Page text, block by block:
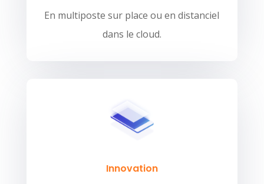
En multiposte sur place ou en distanciel
dans le cloud.
Innovation